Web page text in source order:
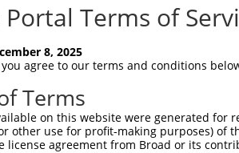
Portal Terms of
8, 2025
agree to our terms and conditions
Terms
on this website were generated
other use for profit-making purposes) of
license agreement from Broad or its